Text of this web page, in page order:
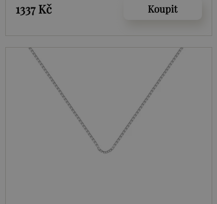
1337 Kč
Koupit